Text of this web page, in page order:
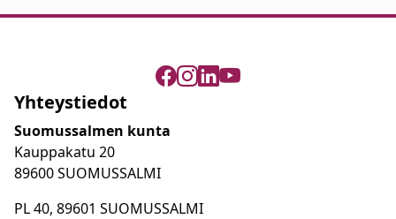
Yhteystiedot
Suomussalmen kunta
Kauppakatu 20
89600 SUOMUSSALMI
PL 40, 89601 SUOMUSSALMI